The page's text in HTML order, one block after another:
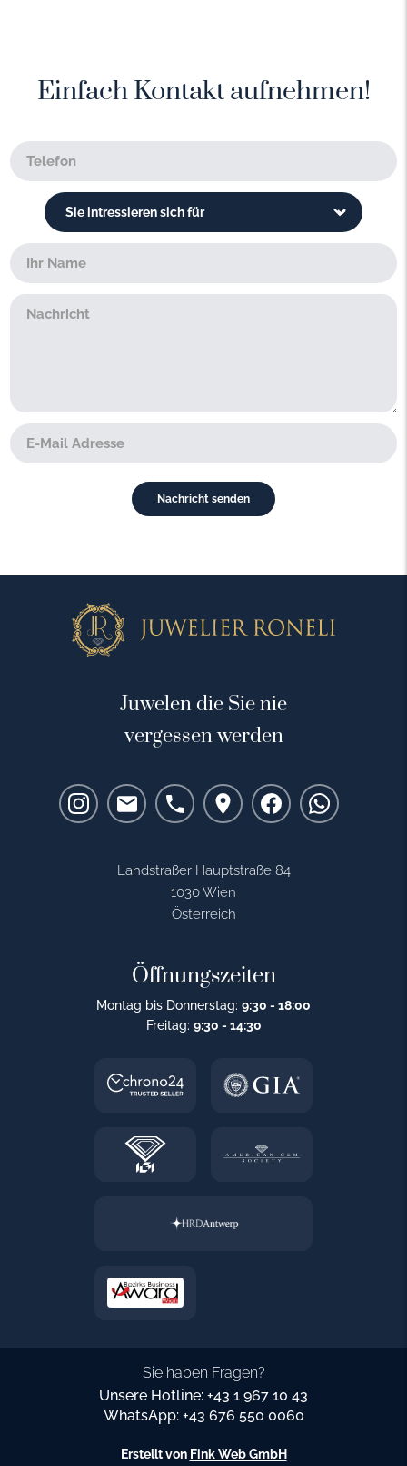
Einfach Kontakt aufnehmen!
Juwelen die Sie nie
vergessen werden
Landstraßer Hauptstraße 84
1030 Wien
Österreich
Öffnungszeiten
Montag bis Donnerstag: 9:30 - 18:00
Freitag: 9:30 - 14:30
Sie haben Fragen?
Unsere Hotline: +43 1 967 10 43
WhatsApp: +43 676 550 0060
Erstellt von Fink Web GmbH